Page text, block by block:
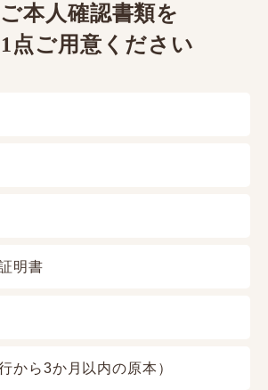
本人確認書類を
点ご用意ください
明書
から3か月以内の原本）